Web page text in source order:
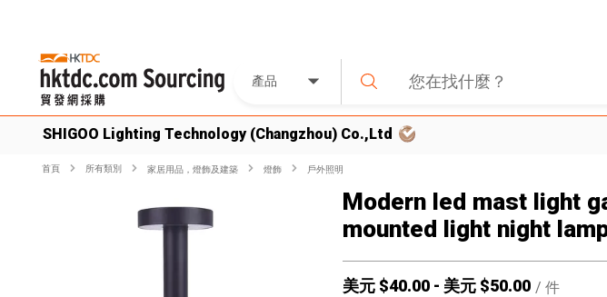
產品
SHIGOO Lighting Technology (Changzhou) Co.,Ltd
首頁 所有類別 家居用品，燈飾及建築 燈飾 戶外照明
Modern led mast light
mounted light night
美元 $40.00 - 美元 $50.00 / 件